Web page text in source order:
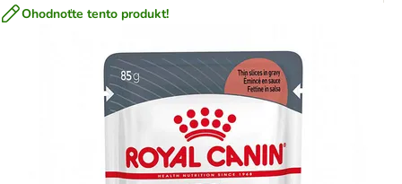
Ohodnoťte tento produkt!